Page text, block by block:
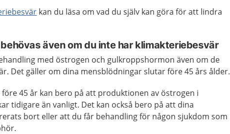
kan du läsa om vad du själv kan göra för att lindra
även om du inte har klimakteriebesvär
med östrogen och gulkroppshormon även om de
Det gäller om dina mensblödningar slutar före 45 års ålder.
45 år kan bero på att produktionen av östrogen i
tidigare än vanligt. Det kan också bero på att dina
bort eller att du får behandling för någon sjukdom som